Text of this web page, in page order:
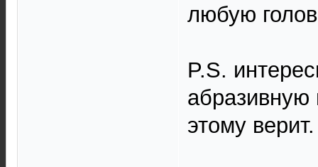
любую
P.S.
абразивную
этому верит.